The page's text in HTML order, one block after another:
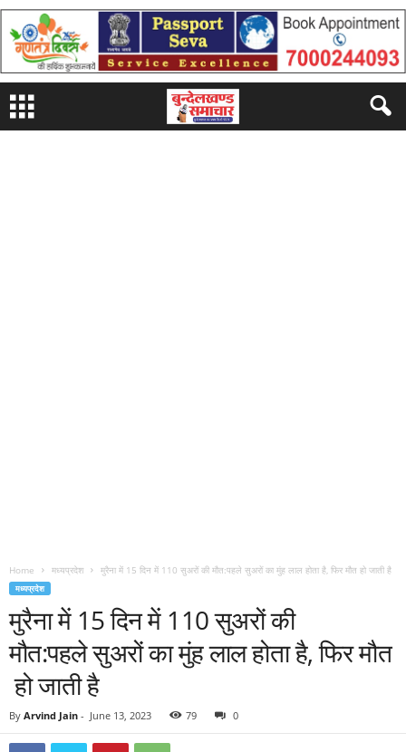
Home मध्यप्रदेश मुरैना में 15 दिन में 110 सुअरों की मौत:पहले सुअरों का मुंह लाल होता है, फिर मौत हो जाती है
मध्यप्रदेश
मुरैना में 15 दिन में 110 सुअरों की
मौत:पहले सुअरों का मुंह लाल होता है, फिर मौत
हो जाती है
By Arvind Jain - June 13, 2023 79 0